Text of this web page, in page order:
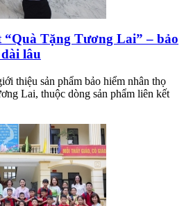
Tặng Tương Lai” – bảo
lâu
thiệu sản phẩm bảo hiểm nhân thọ
Lai, thuộc dòng sản phẩm liên kết